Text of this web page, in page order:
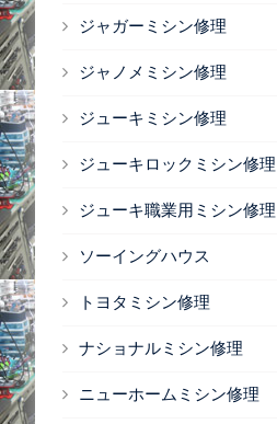
ジャガーミシン修理
ジャノメミシン修理
ジューキミシン修理
ジューキロックミシン修理
ジューキ職業用ミシン修理
ソーイングハウス
トヨタミシン修理
ナショナルミシン修理
ニューホームミシン修理